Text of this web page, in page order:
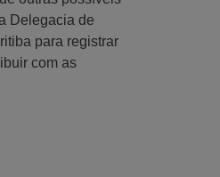
Delegacia de
para registrar
com as